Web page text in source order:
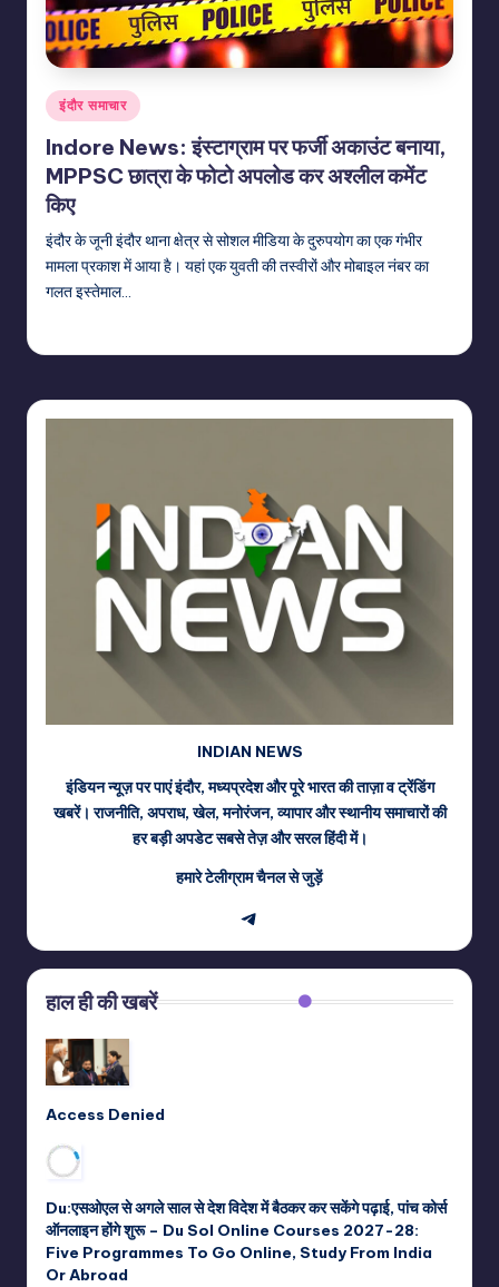
Posted
in
इंदौर समाचार
Indore News: इंस्टाग्राम पर फर्जी अकाउंट बनाया,
MPPSC छात्रा के फोटो अपलोड कर अश्लील कमेंट
किए
इंदौर के जूनी इंदौर थाना क्षेत्र से सोशल मीडिया के दुरुपयोग का एक गंभीर
मामला प्रकाश में आया है। यहां एक युवती की तस्वीरों और मोबाइल नंबर का
गलत इस्तेमाल…
INDIAN NEWS
इंडियन न्यूज़ पर पाएं इंदौर, मध्यप्रदेश और पूरे भारत की ताज़ा व ट्रेंडिंग
खबरें। राजनीति, अपराध, खेल, मनोरंजन, व्यापार और स्थानीय समाचारों की
हर बड़ी अपडेट सबसे तेज़ और सरल हिंदी में।
हमारे टेलीग्राम चैनल से जुड़ें
Telegram
हाल ही की खबरें
Access Denied
Du:एसओएल से अगले साल से देश विदेश में बैठकर कर सकेंगे पढ़ाई, पांच कोर्स
ऑनलाइन होंगे शुरू – Du Sol Online Courses 2027-28:
Five Programmes To Go Online, Study From India
Or Abroad